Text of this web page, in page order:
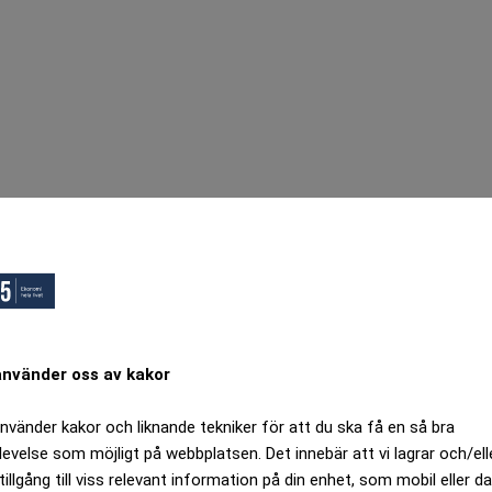
oss av kakor
kakor och liknande tekniker för att du ska få en så bra
som möjligt på webbplatsen. Det innebär att vi lagrar och/
till viss relevant information på din enhet, som mobil eller